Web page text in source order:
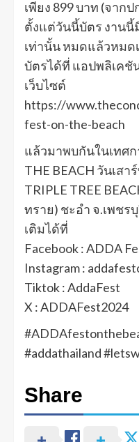
เพียง 899 บาท (จาก
ตั้งแต่วันนี้บัตร งานนี้
เท่านั้น หมดแล้วหมด
บัตรได้ที่ แอปพลิเคชั
เว็บไซต์
https://
fest-on-the-beach
แล้วมาพบกันในเทศก
THE BEACH วันเส
TRIPLE TREE
ทราย) ชะอำ จ.เพชร
เติมได้ที่
Facebook : ADDA
Instagram :
Tiktok : AddaFest
X : ADDAFest2024
#addathailand
Share